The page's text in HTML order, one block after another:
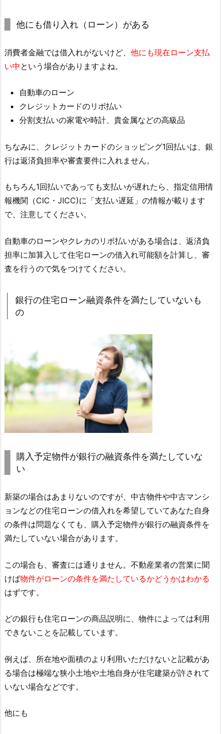
他にも借り入れ（ローン）がある
消費者金融では借入れがないけど、 他にも現在ローン支払
い中 という場合がありますよね。
自動車のローン
クレジットカードのリボ払い
分割支払いの家電や時計、貴金属などの高級品
ちなみに、クレジットカードのショッピング1回払いは、銀
行は返済負担率や審査要件に入れません。
もちろん1回払いであっても支払いが遅れたら、指定信用情
報機関（CIC・JICC)に「支払い遅延」の情報が載ります
で、注意してください。
自動車のローンやクレカのリボ払いがある場合は、返済負
担率に加算入して住宅ローンの借入れ可能額を計算し、審
査を行うので気をつけてください。
銀行の住宅ローン融資条件を満たしていないも
の
購入予定物件が銀行の融資条件を満たしていな
い
新築の場合はあまりないのですが、中古物件や中古マンシ
ョンなどの住宅ローンの借入れを希望していてあなた自身
の条件は問題なくても、購入予定物件が銀行の融資条件を
満たしていない場合があります。
この場合も、審査には通りません。不動産業者の営業に聞
けば物件がローンの条件を満たしているかどうかはわかる
はずです。
どの銀行も住宅ローンの商品説明に、物件によっては利用
できないことを記載しています。
例えば、所在地や面積のより利用いただけないと記載があ
る場合は極端な狭小土地や土地自身が住宅建築が許されて
いない場合などです。
他にも